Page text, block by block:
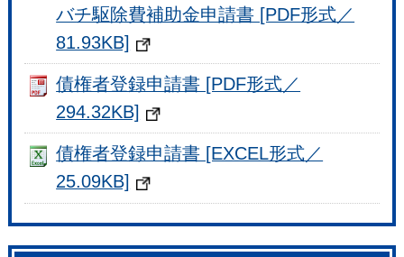
バチ駆除費補助金申請書 [PDF形式／
81.93KB]
債権者登録申請書 [PDF形式／
294.32KB]
債権者登録申請書 [EXCEL形式／
25.09KB]